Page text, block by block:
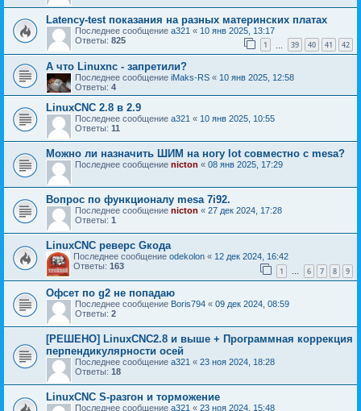
Latency-test показания на разных материнских платах
Последнее сообщение a321 « 10 янв 2025, 13:17
Ответы: 825 1 39 40 41 42
А что Linuxnc - запретили?
Последнее сообщение iMaks-RS « 10 янв 2025, 12:58
Ответы: 4
LinuxCNC 2.8 в 2.9
Последнее сообщение a321 « 10 янв 2025, 10:55
Ответы: 11
Можно ли назначить ШИМ на ногу lot совместно с mesa?
Последнее сообщение nicton « 08 янв 2025, 17:29
Вопрос по функционалу mesa 7i92.
Последнее сообщение nicton « 27 дек 2024, 17:28
Ответы: 1
LinuxCNC реверс Gкода
Последнее сообщение odekolon « 12 дек 2024, 16:42
Ответы: 163 1 … 6 7 8 9
Офсет по g2 не попадаю
Последнее сообщение Boris794 « 09 дек 2024, 08:59
Ответы: 2
[РЕШЕНО] LinuxCNC2.8 и выше + Программная коррекция
перпендикулярности осей
Последнее сообщение a321 « 23 ноя 2024, 18:28
Ответы: 18
LinuxCNC S-разгон и торможение
Последнее сообщение a321 « 23 ноя 2024, 15:48